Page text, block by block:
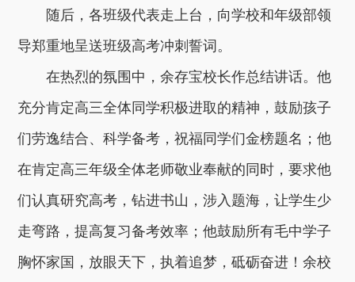
随后，各班级代表走上台，向学校和年级部领
导郑重地呈送班级高考冲刺誓词。
在热烈的氛围中，余存宝校长作总结讲话。他
充分肯定高三全体同学积极进取的精神，鼓励孩子
们劳逸结合、科学备考，祝福同学们金榜题名；他
在肯定高三年级全体老师敬业奉献的同时，要求他
们认真研究高考，钻进书山，涉入题海，让学生少
走弯路，提高复习备考效率；他鼓励所有毛中学子
胸怀家国，放眼天下，执着追梦，砥砺奋进！余校